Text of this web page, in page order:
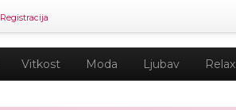
Registracija
Vitkost Moda Ljubav Relax